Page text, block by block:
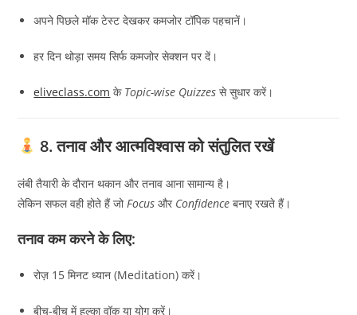
अपने पिछले मॉक टेस्ट देखकर कमजोर टॉपिक पहचानें।
हर दिन थोड़ा समय सिर्फ कमजोर सेक्शन पर दें।
eliveclass.com के Topic-wise Quizzes से सुधार करें।
8. तनाव और आत्मविश्वास को संतुलित रखें
लंबी तैयारी के दौरान थकान और तनाव आना सामान्य है।
लेकिन सफल वही होते हैं जोFocus और Confidence बनाए रखते हैं।
तनाव कम करने के लिए:
रोज़ 15 मिनट ध्यान (Meditation) करें।
बीच-बीच में हल्का वॉक या योग करें।